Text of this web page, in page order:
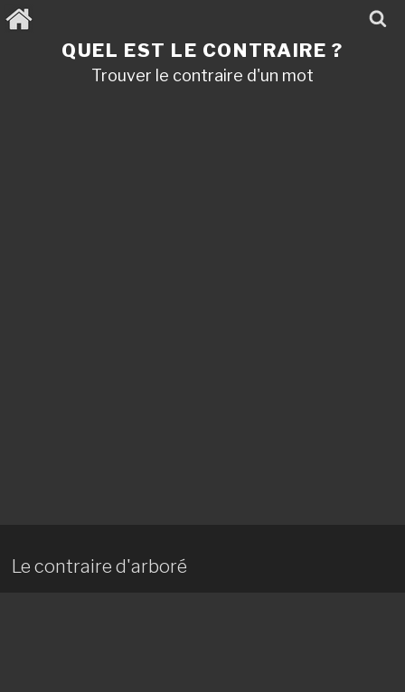
Aller
au
QUEL EST LE CONTRAIRE ?
Trouver le contraire d'un mot
Le contraire d'arboré